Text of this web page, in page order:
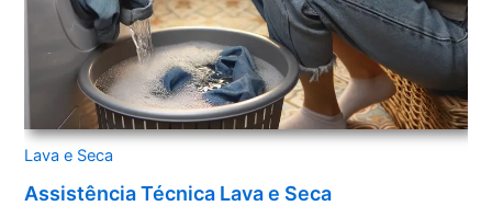
Lava e Seca
Assistência Técnica Lava e Seca